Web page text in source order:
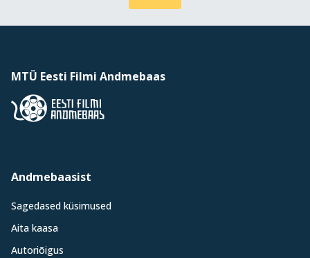
MTÜ Eesti Filmi Andmebaas
Andmebaasist
Sagedased küsimused
Aita kaasa
Autoriõigus